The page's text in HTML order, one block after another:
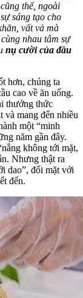
thế, ngoài
sáng tạo cho
vất vả mà
nhau tâm sự
nụ cười của đầu
hơn, chúng ta
cao về ăn uống.
thưởng thức
và mang đến nhiều
một “minh
năm gần đây.
không tới mặt,
Nhưng thật ra
dao”, đối mặt với
đến.